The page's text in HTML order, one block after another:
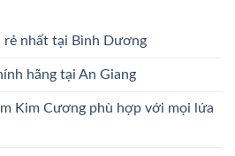
rẻ nhất tại Bình Dương
hãng tại An Giang
Kim Cương phù hợp với mọi lứa